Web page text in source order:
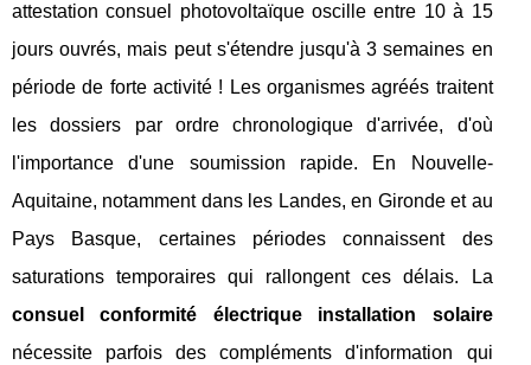
attestation consuel photovoltaïque oscille entre 10 à 15
jours ouvrés, mais peut s'étendre jusqu'à 3 semaines en
période de forte activité ! Les organismes agréés traitent
les dossiers par ordre chronologique d'arrivée, d'où
l'importance d'une soumission rapide. En Nouvelle-
Aquitaine, notamment dans les Landes, en Gironde et au
Pays Basque, certaines périodes connaissent des
saturations temporaires qui rallongent ces délais. La
consuel conformité électrique installation solaire
nécessite parfois des compléments d'information qui